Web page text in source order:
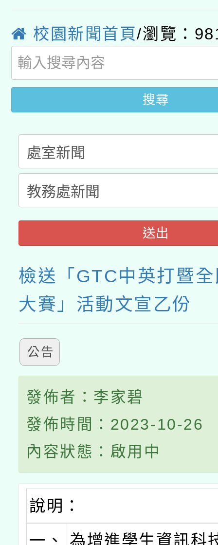
用水績優單位及節水達
動」
桃園市孔廟祈福系列
開 智慧啟航」
2026年桃園地景藝術
校園新聞首頁/瀏覽：
搜尋
送出
檢送「GTC中英打暨
大賽」活動文宣乙份
公告
發佈者：李家碧
發佈時間：2023-10-26
內容狀態：啟用中
說明：
一、
為增進學生資訊科